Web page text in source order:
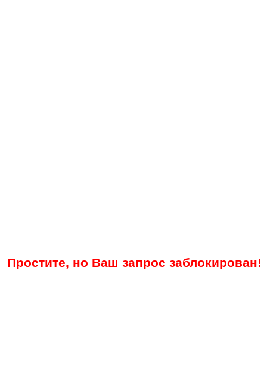
Простите, но Ваш запрос заблокирован!